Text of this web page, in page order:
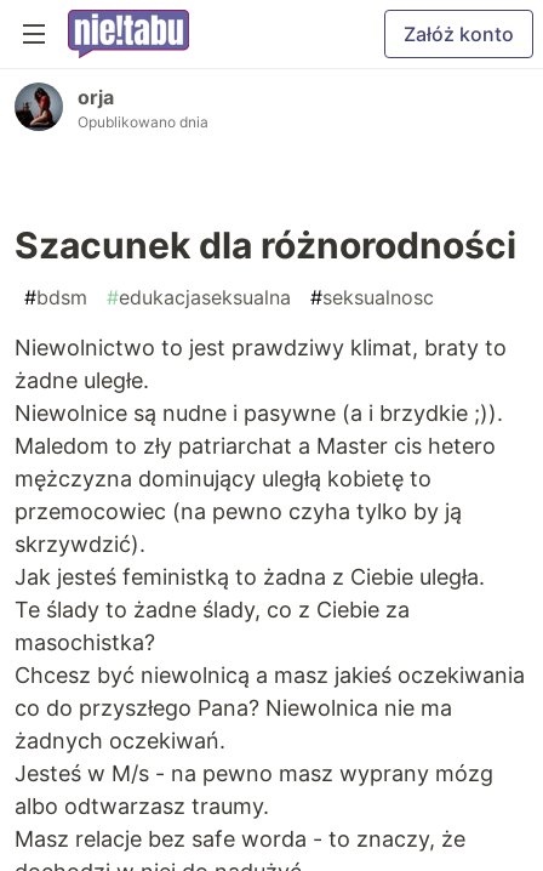
Załóż konto
orja
Opublikowano dnia
Szacunek dla różnorodności
#bdsm #edukacjaseksualna #seksualnosc
Niewolnictwo to jest prawdziwy klimat, braty to
żadne uległe.
Niewolnice są nudne i pasywne (a i brzydkie ;)).
Maledom to zły patriarchat a Master cis hetero
mężczyzna dominujący uległą kobietę to
przemocowiec (na pewno czyha tylko by ją
skrzywdzić).
Jak jesteś feministką to żadna z Ciebie uległa.
Te ślady to żadne ślady, co z Ciebie za
masochistka?
Chcesz być niewolnicą a masz jakieś oczekiwania
co do przyszłego Pana? Niewolnica nie ma
żadnych oczekiwań.
Jesteś w M/s - na pewno masz wyprany mózg
albo odtwarzasz traumy.
Masz relacje bez safe worda - to znaczy, że